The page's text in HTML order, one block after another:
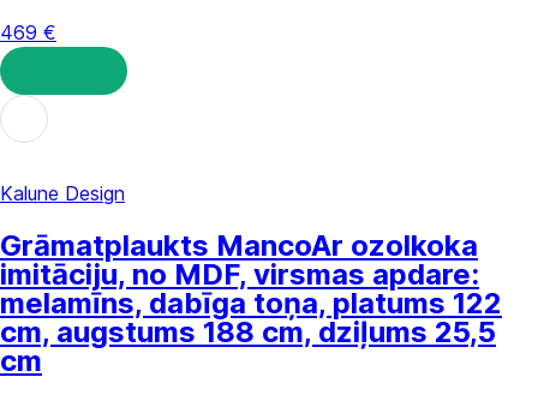
469 €
LIKT GROZĀ
Kalune Design
Grāmatplaukts MancoAr ozolkoka
imitāciju, no MDF, virsmas apdare:
melamīns, dabīga toņa, platums 122
cm, augstums 188 cm, dziļums 25,5
cm